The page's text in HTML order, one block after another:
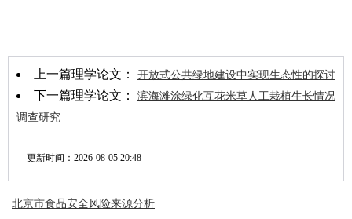
上一篇理学论文： 开放式公共绿地建设中实现生态性的探讨
下一篇理学论文： 滨海滩涂绿化互花米草人工栽植生长情况
调查研究
更新时间： 2026-08-05 20:48
北京市食品安全风险来源分析